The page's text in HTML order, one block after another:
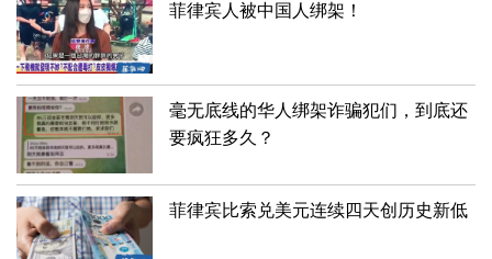
菲律宾人被中国人绑架！
毫无底线的华人绑架诈骗犯们，到底还
要疯狂多久？
菲律宾比索兑美元连续四天创历史新低